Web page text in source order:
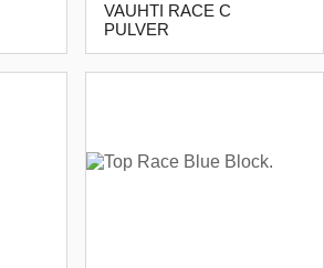
VAUHTI RACE C
PULVER